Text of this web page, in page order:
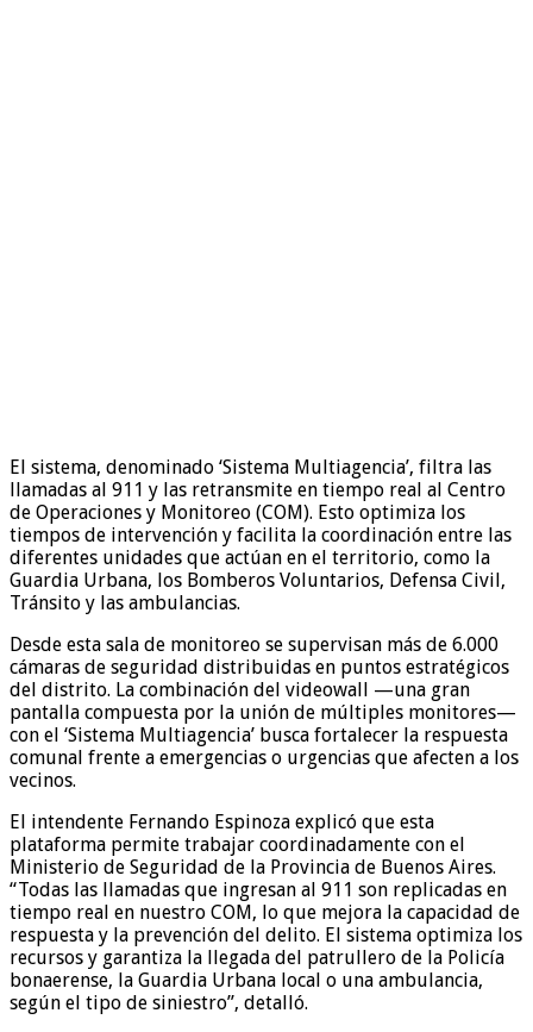
El sistema, denominado ‘Sistema Multiagencia’, filtra las
llamadas al 911 y las retransmite en tiempo real al Centro
de Operaciones y Monitoreo (COM). Esto optimiza los
tiempos de intervención y facilita la coordinación entre las
diferentes unidades que actúan en el territorio, como la
Guardia Urbana, los Bomberos Voluntarios, Defensa Civil,
Tránsito y las ambulancias.
Desde esta sala de monitoreo se supervisan más de 6.000
cámaras de seguridad distribuidas en puntos estratégicos
del distrito. La combinación del videowall —una gran
pantalla compuesta por la unión de múltiples monitores—
con el ‘Sistema Multiagencia’ busca fortalecer la respuesta
comunal frente a emergencias o urgencias que afecten a los
vecinos.
El intendente Fernando Espinoza explicó que esta
plataforma permite trabajar coordinadamente con el
Ministerio de Seguridad de la Provincia de Buenos Aires.
“Todas las llamadas que ingresan al 911 son replicadas en
tiempo real en nuestro COM, lo que mejora la capacidad de
respuesta y la prevención del delito. El sistema optimiza los
recursos y garantiza la llegada del patrullero de la Policía
bonaerense, la Guardia Urbana local o una ambulancia,
según el tipo de siniestro”, detalló.